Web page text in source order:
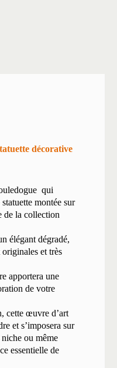
décorative
qui
statuette montée sur
de la collection
élégant dégradé,
et très
apportera une
de votre
cette œuvre d’art
et s’imposera sur
ou même
essentielle de